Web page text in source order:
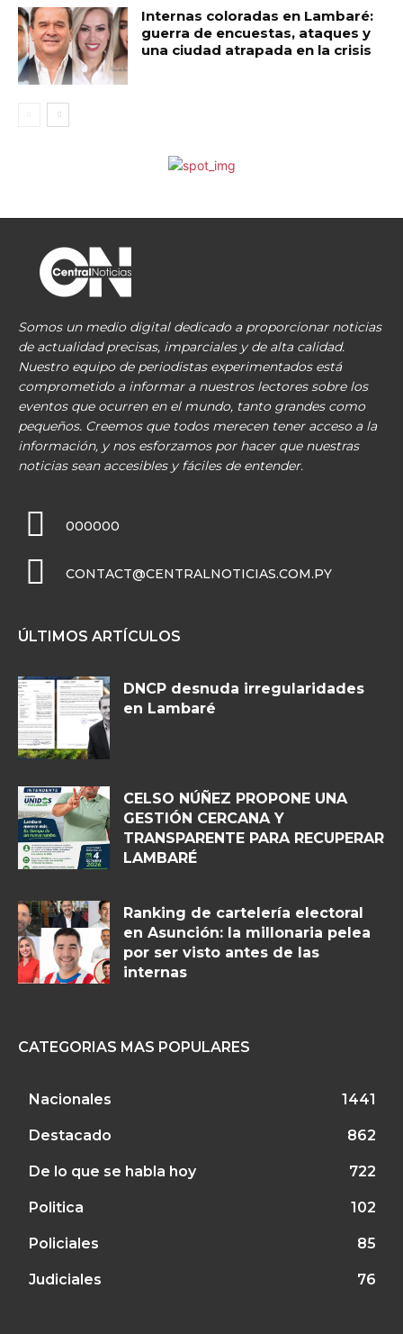
Internas coloradas en Lambaré:
guerra de encuestas, ataques y
una ciudad atrapada en la crisis
Somos un medio digital dedicado a proporcionar noticias
de actualidad precisas, imparciales y de alta calidad.
Nuestro equipo de periodistas experimentados está
comprometido a informar a nuestros lectores sobre los
eventos que ocurren en el mundo, tanto grandes como
pequeños. Creemos que todos merecen tener acceso a la
información, y nos esforzamos por hacer que nuestras
noticias sean accesibles y fáciles de entender.
000000
CONTACT@CENTRALNOTICIAS.COM.PY
ÚLTIMOS ARTÍCULOS
DNCP desnuda irregularidades
en Lambaré
CELSO NÚÑEZ PROPONE UNA
GESTIÓN CERCANA Y
TRANSPARENTE PARA RECUPERAR
LAMBARÉ
Ranking de cartelería electoral
en Asunción: la millonaria pelea
por ser visto antes de las
internas
CATEGORIAS MAS POPULARES
Nacionales 1441
Destacado 862
De lo que se habla hoy 722
Politica 102
Policiales 85
Judiciales 76